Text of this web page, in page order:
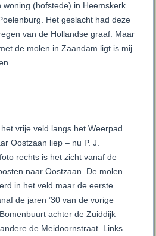
woning (hofstede) in Heemskerk
Het geslacht had deze
van de Hollandse graaf. Maar
de molen in Zaandam ligt is mij
vrije veld langs het Weerpad
Oostzaan liep – nu P. J.
rechts is het zicht vanaf de
naar Oostzaan. De molen
in het veld maar de eerste
de jaren ’30 van de vorige
achter de Zuiddijk
de Meidoornstraat. Links